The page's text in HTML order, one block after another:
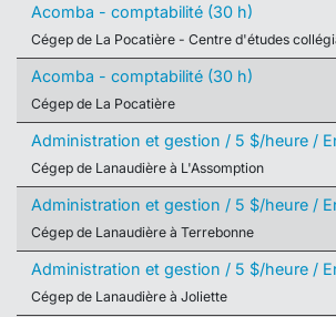
Acomba - comptabilité (30 h)
Cégep de La Pocatière - Centre d'études
Acomba - comptabilité (30 h)
Cégep de La Pocatière
Administration et gestion / 5 $/heure /
Cégep de Lanaudière à L'Assomption
Administration et gestion / 5 $/heure /
Cégep de Lanaudière à Terrebonne
Administration et gestion / 5 $/heure /
Cégep de Lanaudière à Joliette